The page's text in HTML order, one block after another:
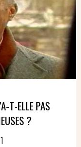
T-ELLE PAS
?